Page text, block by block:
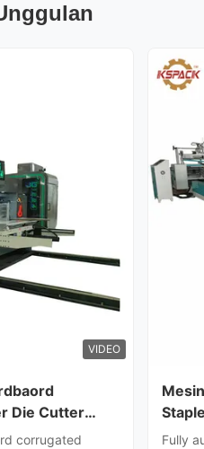
VIDEO
Die Cutter
corrugated
Fully